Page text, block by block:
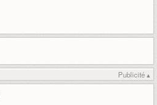
Publicité ▴